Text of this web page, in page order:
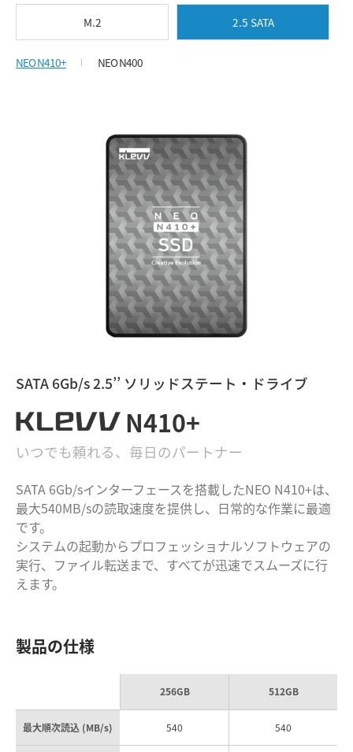
M.2 2.5 SATA
NEO N410+ NEO N400
SATA 6Gb/s 2.5’’ ソリッドステート・ドライブ
N410+
いつでも頼れる、毎日のパートナー
SATA 6Gb/sインターフェースを搭載したNEO N410+は、
最大540MB/sの読取速度を提供し、日常的な作業に最適
です。
システムの起動からプロフェッショナルソフトウェアの
実行、 ファイル転送まで、すべてが迅速でスムーズに行
えます。
製品の仕様
256GB 512GB
最大順次読込 (MB/s) 540 540